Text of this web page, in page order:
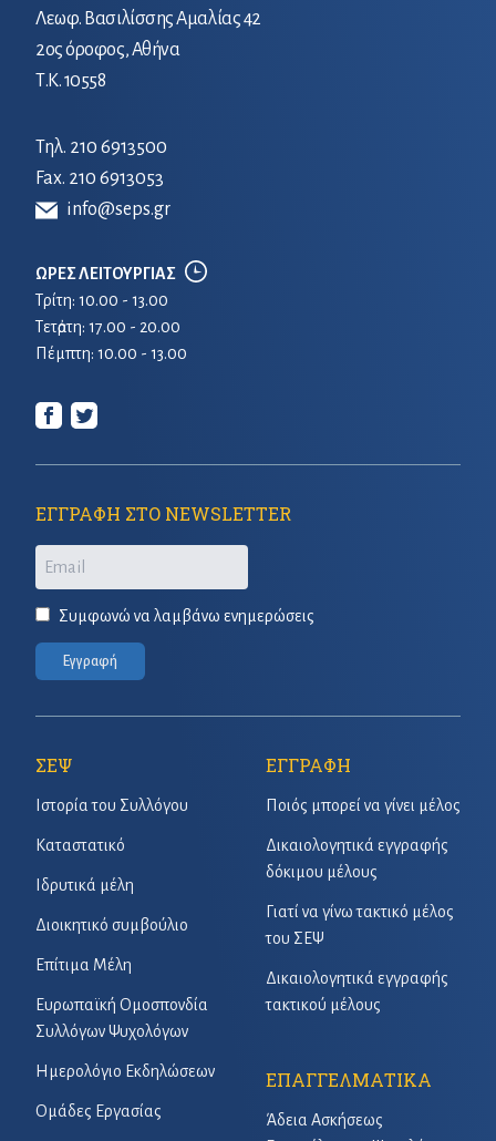
Λεωφ. Βασιλίσσης Αμαλίας 42
2ος όροφος, Αθήνα
Τ.Κ. 10558
Τηλ. 210 6913500
Fax. 210 6913053
info@seps.gr
ΩΡΕΣ ΛΕΙΤΟΥΡΓΙΑΣ
Τρίτη: 10.00 - 13.00
Τετἀρτη: 17.00 - 20.00
Πέμπτη: 10.00 - 13.00
ΕΓΓΡΑΦΗ ΣΤΟ NEWSLETTER
Email
Συμφωνώ να λαμβάνω ενημερώσεις
Εγγραφή
ΣΕΨ
Ιστορία του Συλλόγου
Καταστατικό
Ιδρυτικά μέλη
Διοικητικό συμβούλιο
Επίτιμα Μέλη
Ευρωπαϊκή Ομοσπονδία
Συλλόγων Ψυχολόγων
Ημερολόγιο Εκδηλώσεων
Ομάδες Εργασίας
ΕΓΓΡΑΦΗ
Ποιός μπορεί να γίνει μέλος
Δικαιολογητικά εγγραφής
δόκιμου μέλους
Γιατί να γίνω τακτικό μέλος
του ΣΕΨ
Δικαιολογητικά εγγραφής
τακτικού μέλους
ΕΠΑΓΓΕΛΜΑΤΙΚΑ
Άδεια Ασκήσεως